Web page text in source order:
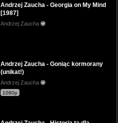
Andrzej Zaucha - Georgia on My Mind
[1987]
Andrzej Zaucha
Andrzej Zaucha - Goniąc kormorany
(unikat!)
Andrzej Zaucha
1080p